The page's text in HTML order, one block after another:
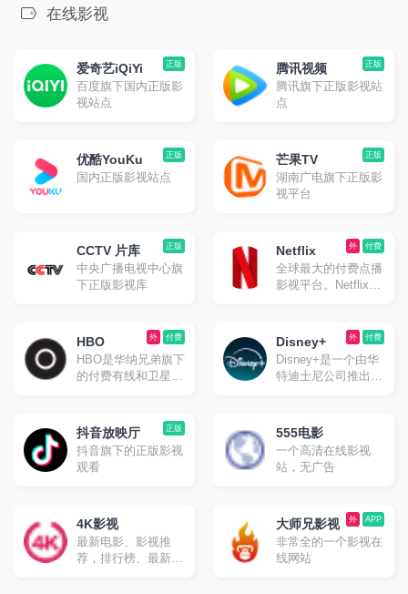
在线影视
正版
爱奇艺iQiYi
百度旗下国内正版影
视站点
正版
腾讯视频
腾讯旗下正版影视站
点
正版
优酷YouKu
国内正版影视站点
正版
芒果TV
湖南广电旗下正版影
视平台
正版
CCTV 片库
中央广播电视中心旗
下正版影视库
付费
外
Netflix
全球最大的付费点播
影视平台。Netflix是
播的OTT服务公司。
付费
外
HBO
HBO是华纳兄弟旗下
的付费有线和卫星联
付费
外
Disney+
Disney+是一个由华
特迪士尼公司推出的
正版
抖音放映厅
抖音旗下的正版影视
观看
555电影
一个高清在线影视
站，无广告
4K影视
最新电影、影视推
荐，排行榜、最新美
APP
外
大师兄影视
非常全的一个影视在
线网站